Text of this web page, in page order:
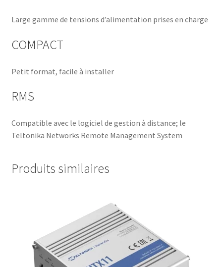
Large gamme de tensions d’alimentation prises en charge
COMPACT
Petit format, facile à installer
RMS
Compatible avec le logiciel de gestion à distance; le
Teltonika Networks Remote Management System
Produits similaires